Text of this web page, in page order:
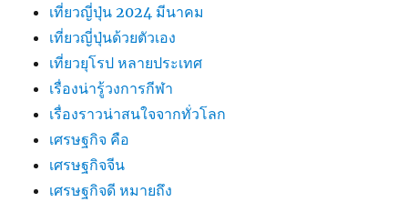
เที่ยวญี่ปุ่น 2024 มีนาคม
เที่ยวญี่ปุ่นด้วยตัวเอง
เที่ยวยุโรป หลายประเทศ
เรื่องน่ารู้วงการกีฬา
เรื่องราวน่าสนใจจากทั่วโลก
เศรษฐกิจ คือ
เศรษฐกิจจีน
เศรษฐกิจดี หมายถึง